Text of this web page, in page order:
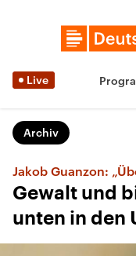
Live
Archiv
Jakob Guanzon:
Gewalt und
unten in den